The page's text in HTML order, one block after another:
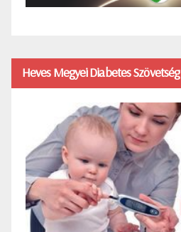
Heves Megyei Diabetes Szövetség